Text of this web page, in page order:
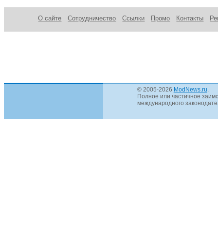
О сайте Сотрудничество Ссылки Промо Контакты
© 2005-2026 ModNews.ru
Полное или частичное
международного